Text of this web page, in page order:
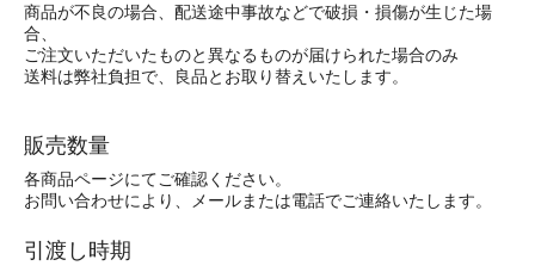
商品が不良の場合、配送途中事故などで破損・損傷が生じた場
合、
ご注文いただいたものと異なるものが届けられた場合のみ
送料は弊社負担で、良品とお取り替えいたします。
販売数量
各商品ページにてご確認ください。
お問い合わせにより、メールまたは電話でご連絡いたします。
引渡し時期